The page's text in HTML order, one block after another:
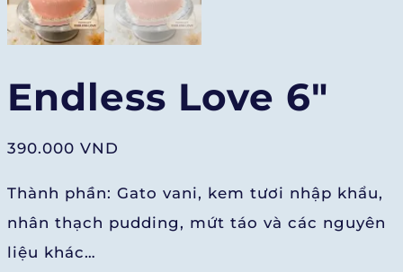
Endless Love 6″
390.000 VND
Thành phần: Gato vani, kem tươi nhập khẩu,
nhân thạch pudding, mứt táo và các nguyên
liệu khác…